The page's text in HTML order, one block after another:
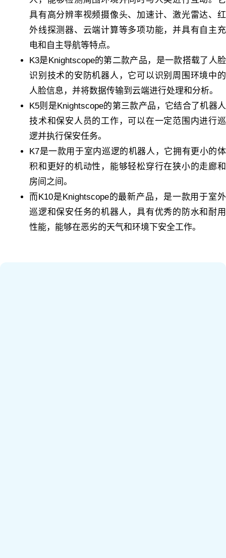
具有高分辨率视频摄像头、加速计、激光雷达、红
外线探测器、云端计算等多项功能，并具有自主充
电和自主导航等特点。
K3是Knightscope的第二款产品，是一款搭载了人脸
识别技术的安防机器人，它可以识别周围环境中的
人脸信息，并将数据传输到云端进行处理和分析。
K5则是Knightscope的第三款产品，它结合了机器人
技术和保安人员的工作，可以在一定范围内进行巡
逻并执行保安任务。
K7是一款用于室内巡逻的机器人，它拥有更小的体
积和更好的机动性，能够轻松穿行在狭小的走廊和
房间之间。
而K10是Knightscope的最新产品，是一款用于室外
巡逻和保安任务的机器人，具有优秀的防水和耐用
性能，能够在恶劣的天气和环境下安全工作。